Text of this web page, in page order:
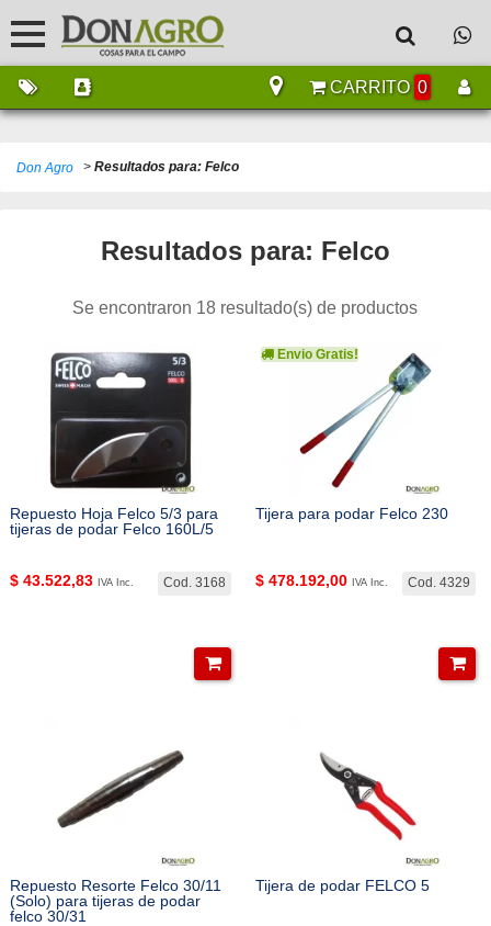
CARRITO 0
Don Agro > Resultados para: Felco
Resultados para: Felco
Se encontraron 18 resultado(s) de productos
Repuesto Hoja Felco 5/3 para
tijeras de podar Felco 160L/5
Cod. 3168
$ 43.522,83 IVA Inc.
Envio Gratis!
Tijera para podar Felco 230
Cod. 4329
$ 478.192,00 IVA Inc.
Repuesto Resorte Felco 30/11
(Solo) para tijeras de podar
felco 30/31
Tijera de podar FELCO 5